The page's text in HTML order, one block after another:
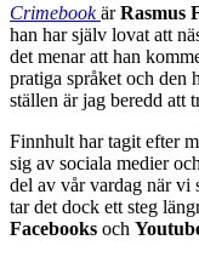
Crimebook ärRasmus
han har själv lovat att
det menar att han
pratiga språket och den
ställen är jag beredd att
Finnhult har tagit efter
sig av sociala medier
del av vår vardag när
tar det dock ett steg
Facebooks och